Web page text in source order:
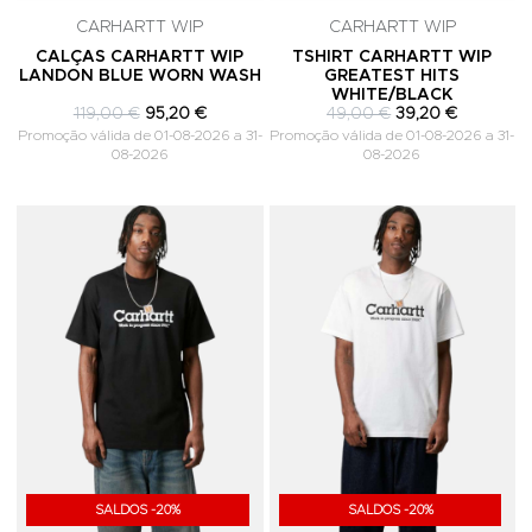
CARHARTT WIP
CALÇAS CARHARTT WIP
LANDON BLUE WORN WASH
119,00 € 95,20 €
Promoção válida de 01-08-2026 a 31-
08-2026
CARHARTT WIP
TSHIRT CARHARTT WIP
GREATEST HITS
WHITE/BLACK
49,00 € 39,20 €
Promoção válida de 01-08-2026 a 31-
08-2026
SALDOS -20%
Adicionar aos Favoritos
SALDOS -20%